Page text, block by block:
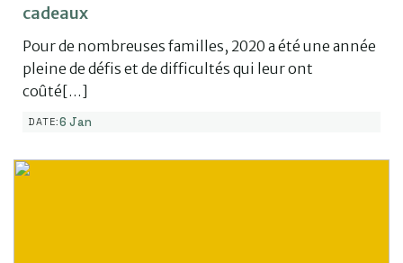
cadeaux
Pour de nombreuses familles, 2020 a été une année
pleine de défis et de difficultés qui leur ont
coûté[…]
DATE:6 Jan